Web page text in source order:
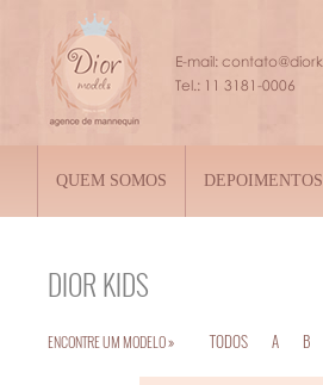
QUEM SOMOS DEPOIMENTOS
DIOR KIDS
ENCONTRE UM MODELO » TODOS A B